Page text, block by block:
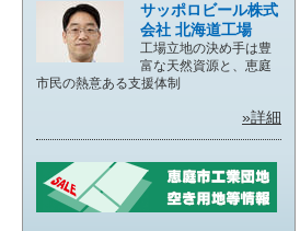
サッポロビール株式
会社 北海道工場
工場立地の決め手は豊
富な天然資源と、恵庭
市民の熱意ある支援体制
»詳細